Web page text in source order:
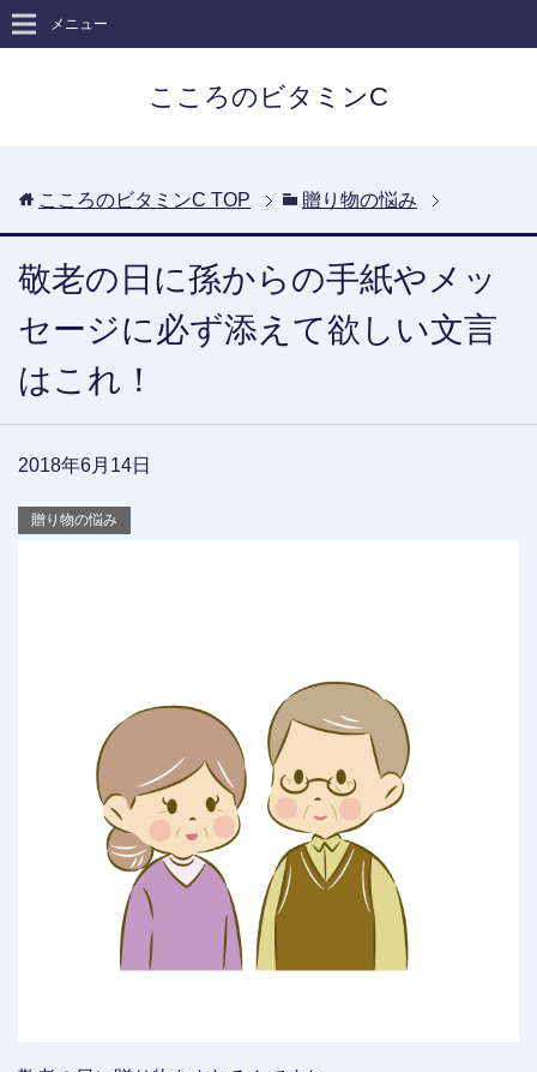
こころのビタミンC
メニュー
こころのビタミンC TOP 贈り物の悩み
敬老の日に孫からの手紙やメッ
セージに必ず添えて欲しい文言
はこれ！
2018年6月14日
贈り物の悩み